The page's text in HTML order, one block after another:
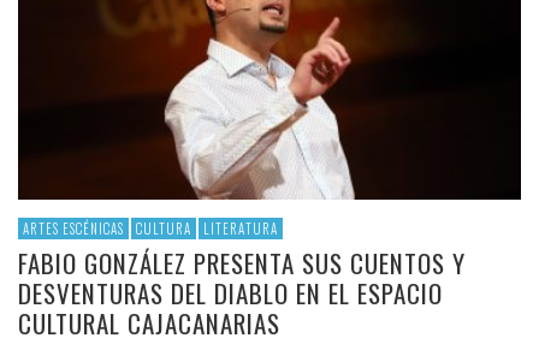
ARTES ESCÉNICAS CULTURA LITERATURA
FABIO GONZÁLEZ PRESENTA SUS CUENTOS Y
DESVENTURAS DEL DIABLO EN EL ESPACIO
CULTURAL CAJACANARIAS